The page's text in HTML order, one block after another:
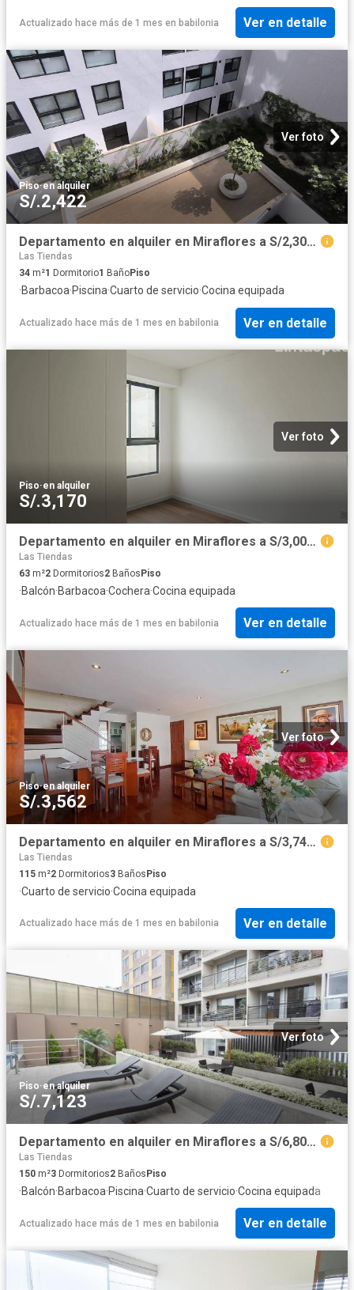
Actualizado hace más de 1 mes en babilonia Ver en detalle
Ver foto
Piso·en alquiler
S/.2,422
Departamento en alquiler en Miraflores a S/2,300 al mes
Las Tiendas
34 m²1 Dormitorio1 BañoPiso
·Barbacoa·Piscina·Cuarto de servicio·Cocina equipada
Actualizado hace más de 1 mes en babilonia Ver en detalle
Ver foto
Piso·en alquiler
S/.3,170
Departamento en alquiler en Miraflores a S/3,000 al mes
Las Tiendas
63 m²2 Dormitorios2 Baños Piso
·Balcón·Barbacoa·Cochera·Cocina equipada
Actualizado hace más de 1 mes en babilonia Ver en detalle
Ver foto
Piso·en alquiler
S/.3,562
Departamento en alquiler en Miraflores a S/3,740 al mes
Las Tiendas
115 m²2 Dormitorios3 BañosPiso
·Cuarto de servicio·Cocina equipada
Actualizado hace más de 1 mes en babilonia Ver en detalle
Ver foto
Piso·en alquiler
S/.7,123
Departamento en alquiler en Miraflores a S/6,800 al mes
Las Tiendas
150 m²3 Dormitorios2 Baños Piso
·Balcón·Barbacoa·Piscina·Cuarto de servicio·Cocina equipada
Actualizado hace más de 1 mes en babilonia Ver en detalle